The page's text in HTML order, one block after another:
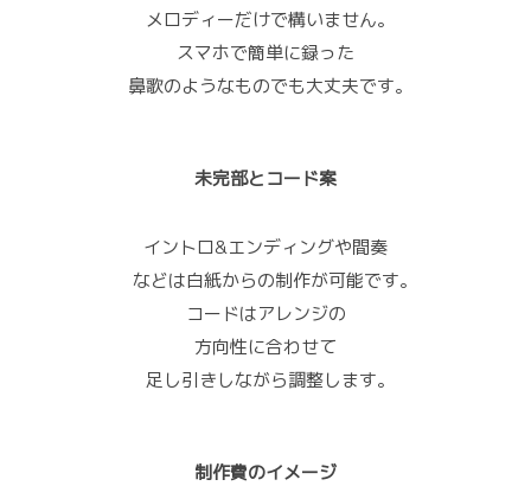
メロディーだけで構いません。
スマホで簡単に録った
鼻歌のようなものでも大丈夫です。
未完部とコード案
イントロ&エンディングや間奏
などは白紙からの制作が可能です。
コードはアレンジの
方向性に合わせて
足し引きしながら調整します。
制作費のイメージ